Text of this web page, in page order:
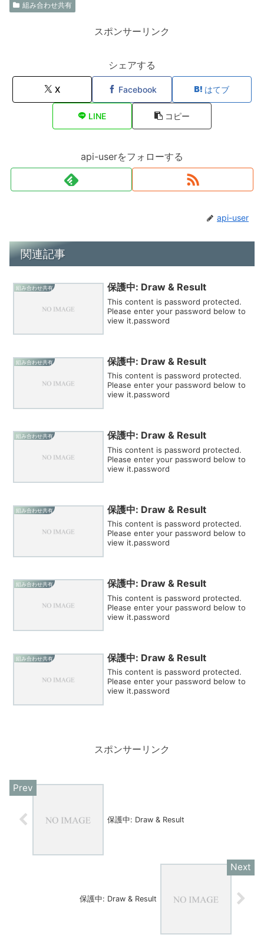
組み合わせ共有
スポンサーリンク
シェアする
X Facebook はてブ
LINE コピー
api-userをフォローする
api-user
関連記事
組み合わせ共有 保護中: Draw & Result
This content is password protected.
Please enter your password below to
view it.password
組み合わせ共有 保護中: Draw & Result
This content is password protected.
Please enter your password below to
view it.password
組み合わせ共有 保護中: Draw & Result
This content is password protected.
Please enter your password below to
view it.password
組み合わせ共有 保護中: Draw & Result
This content is password protected.
Please enter your password below to
view it.password
組み合わせ共有 保護中: Draw & Result
This content is password protected.
Please enter your password below to
view it.password
組み合わせ共有 保護中: Draw & Result
This content is password protected.
Please enter your password below to
view it.password
スポンサーリンク
保護中: Draw & Result
保護中: Draw & Result